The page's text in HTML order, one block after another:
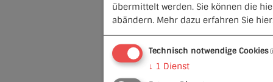
übermittelt werden. Sie können die
abändern. Mehr dazu erfahren Sie
Technisch notwendige Cookies
↓ 1 Dienst